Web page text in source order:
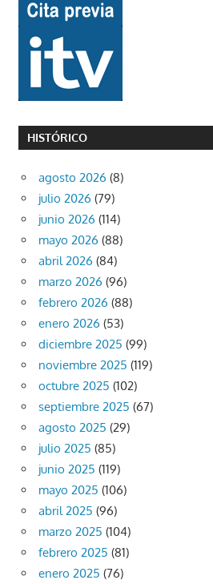
HISTÓRICO
agosto 2026 (8)
julio 2026 (79)
junio 2026 (114)
mayo 2026 (88)
abril 2026 (84)
marzo 2026 (96)
febrero 2026 (88)
enero 2026 (53)
diciembre 2025 (99)
noviembre 2025 (119)
octubre 2025 (102)
septiembre 2025 (67)
agosto 2025 (29)
julio 2025 (85)
junio 2025 (119)
mayo 2025 (106)
abril 2025 (96)
marzo 2025 (104)
febrero 2025 (81)
enero 2025 (76)